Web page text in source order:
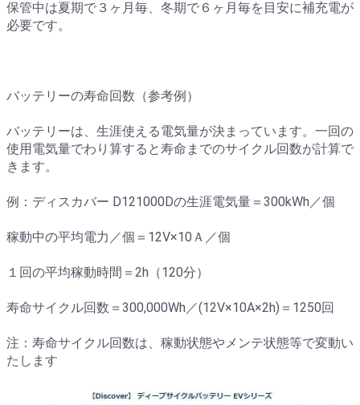
保管中は夏期で３ヶ月毎、冬期で６ヶ月毎を目安に補充電が
必要です。
バッテリーの寿命回数（参考例）
バッテリーは、生涯使える電気量が決まっています。一回の
使用電気量でわり算すると寿命までのサイクル回数が計算で
きます。
例：ディスカバー D121000Dの生涯電気量＝300kWh／個
稼動中の平均電力／個＝12V×10Ａ／個
１回の平均稼動時間＝2h（120分）
寿命サイクル回数＝300,000Wh／(12V×10A×2h)＝1250回
注：寿命サイクル回数は、稼動状態やメンテ状態等で変動い
たします